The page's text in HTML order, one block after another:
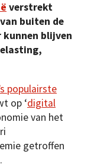
verstrekt
buiten de
kunnen blijven
populairste
op ‘digital
van het
getroffen